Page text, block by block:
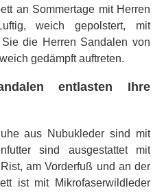
an Sommertage mit Herren
weich gepolstert, mit
die Herren Sandalen von
gedämpft auftreten.
entlasten Ihre
aus Nubukleder sind mit
sind ausgestattet mit
am Vorderfuß und an der
ist mit Mikrofaserwildleder